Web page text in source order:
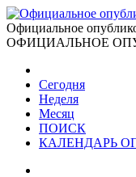
Официальное
ОФИЦИАЛЬНОЕ
Сегодня
Неделя
Месяц
ПОИСК
КАЛЕНДАРЬ